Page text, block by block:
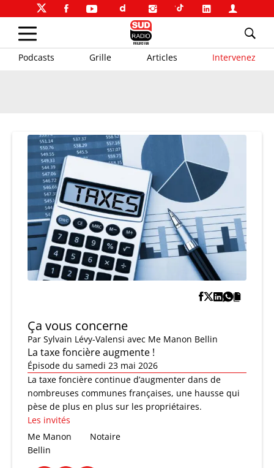
Podcasts Grille Articles Intervenez
Ça vous concerne
Par Sylvain Lévy-Valensi avec Me Manon Bellin
La taxe foncière augmente !
Épisode du samedi 23 mai 2026
La taxe foncière continue d’augmenter dans de
nombreuses communes françaises, une hausse qui
pèse de plus en plus sur les propriétaires.
Les invités
Me Manon
Bellin
Notaire